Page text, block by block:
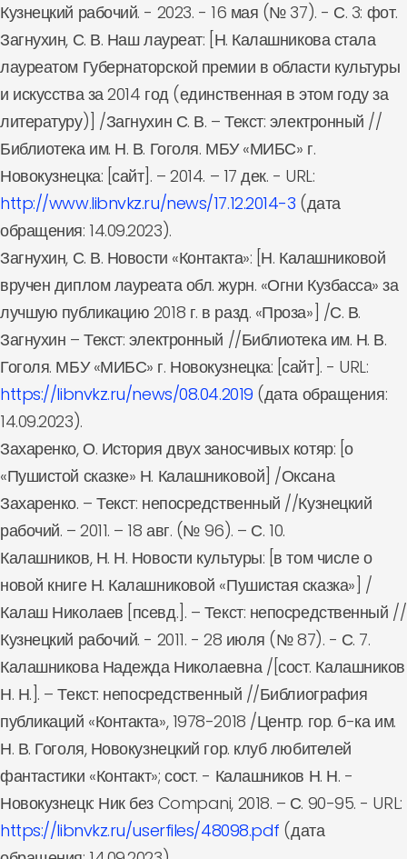
Кузнецкий рабочий. - 2023. - 16 мая (№ 37). - С. 3: фот.
Загнухин, С. В. Наш лауреат: [Н. Калашникова стала
лауреатом Губернаторской премии в области культуры
и искусства за 2014 год (единственная в этом году за
литературу)] /Загнухин С. В. – Текст: электронный //
Библиотека им. Н. В. Гоголя. МБУ «МИБС» г.
Новокузнецка: [сайт]. – 2014. – 17 дек. - URL:
http://www.libnvkz.ru/news/17.12.2014-3 (дата
обращения: 14.09.2023).
Загнухин, С. В. Новости «Контакта»: [Н. Калашниковой
вручен диплом лауреата обл. журн. «Огни Кузбасса» за
лучшую публикацию 2018 г. в разд. «Проза»] /С. В.
Загнухин – Текст: электронный //Библиотека им. Н. В.
Гоголя. МБУ «МИБС» г. Новокузнецка: [сайт]. - URL:
https://libnvkz.ru/news/08.04.2019 (дата обращения:
14.09.2023).
Захаренко, О. История двух заносчивых котяр: [о
«Пушистой сказке» Н. Калашниковой] /Оксана
Захаренко. – Текст: непосредственный //Кузнецкий
рабочий. – 2011. – 18 авг. (№ 96). – С. 10.
Калашников, Н. Н. Новости культуры: [в том числе о
новой книге Н. Калашниковой «Пушистая сказка»] /
Калаш Николаев [псевд.]. – Текст: непосредственный //
Кузнецкий рабочий. - 2011. - 28 июля (№ 87). - С. 7.
Калашникова Надежда Николаевна /[сост. Калашников
Н. Н.]. – Текст: непосредственный //Библиография
публикаций «Контакта», 1978-2018 /Центр. гор. б-ка им.
Н. В. Гоголя, Новокузнецкий гор. клуб любителей
фантастики «Контакт»; сост. - Калашников Н. Н. -
Новокузнецк: Ник без Compani, 2018. – С. 90-95. - URL:
https://libnvkz.ru/userfiles/48098.pdf (дата